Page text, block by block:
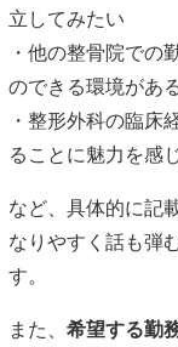
立してみたい
・他の整骨院での
のできる環境があ
・整形外科の臨床
ることに魅力を感
など、具体的に記
なりやすく話も弾
す。
また、 希望する勤